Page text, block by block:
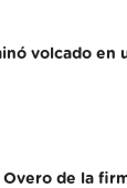
volcado en
de la